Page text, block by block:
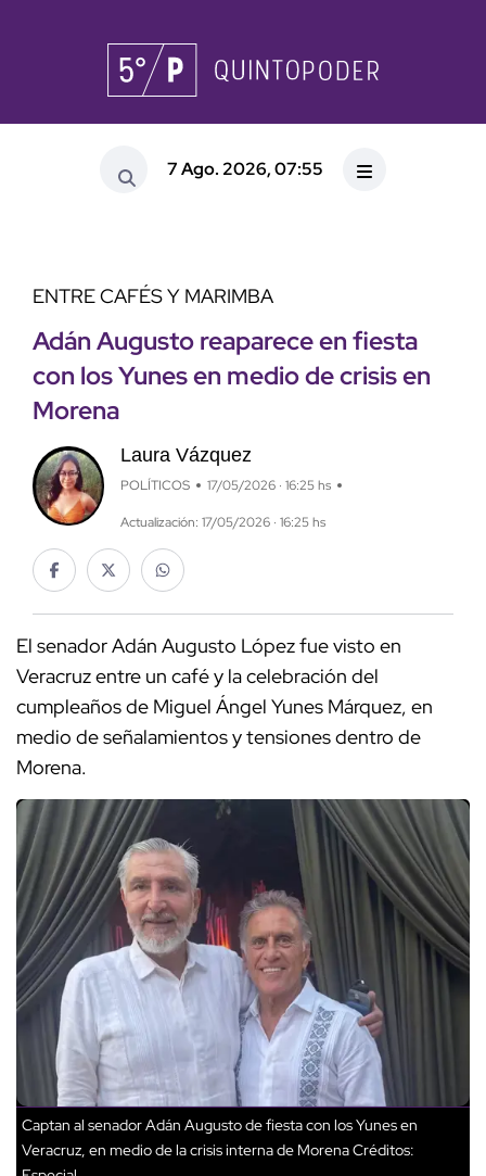
7 Ago. 2026, 07:55
ENTRE CAFÉS Y MARIMBA
Adán Augusto reaparece en fiesta
con los Yunes en medio de crisis en
Morena
Laura Vázquez
POLÍTICOS 17/05/2026 · 16:25 hs
Actualización: 17/05/2026 · 16:25 hs
El senador Adán Augusto López fue visto en
Veracruz entre un café y la celebración del
cumpleaños de Miguel Ángel Yunes Márquez, en
medio de señalamientos y tensiones dentro de
Morena.
Captan al senador Adán Augusto de fiesta con los Yunes en
Veracruz, en medio de la crisis interna de MorenaCréditos: